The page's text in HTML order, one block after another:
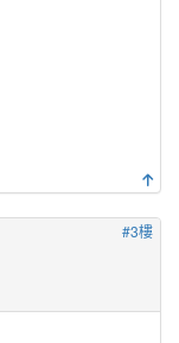
#3樓